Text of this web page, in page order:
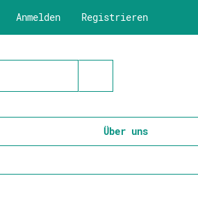
Registrieren
Anmelden
Über uns